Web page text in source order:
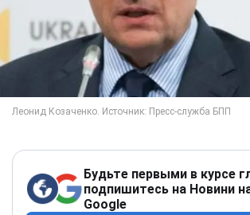
Будьте первыми в курсе
подпишитесь на Новини
Google